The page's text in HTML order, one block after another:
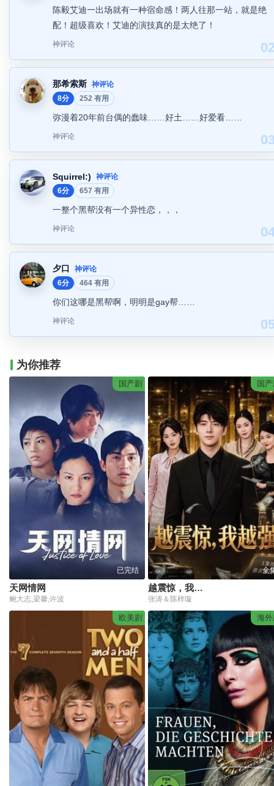
陈毅艾迪一出场就有一种宿命感！两人往那一站，就是绝
配！超级喜欢！艾迪的演技真的是太绝了！
神评论
那希索斯 神评论
8分
252 有用
弥漫着20年前台偶的蠢味……好土……好爱看……
神评论
Squirrel:)
神评论
6分
657 有用
一整个黑帮没有一个异性恋，，，
神评论
夕口
神评论
6分
464 有用
你们这哪是黑帮啊，明明是gay帮……
神评论
为你推荐
国产剧
已完结
天网情网
鲍大志,梁馨,许波
国
全
越震惊，我越强
张涛＆陈梓璇
欧美剧 海